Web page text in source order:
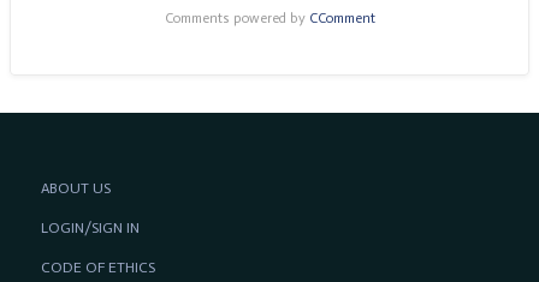
Comments powered by CComment
ABOUT US
LOGIN/SIGN IN
CODE OF ETHICS